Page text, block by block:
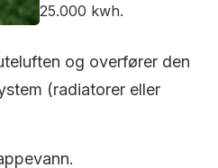
25.000 kwh.
og overfører den
(radiatorer eller